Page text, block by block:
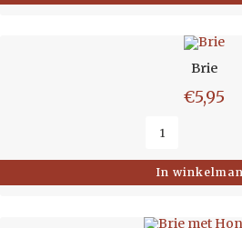
Brie
€5,95
In